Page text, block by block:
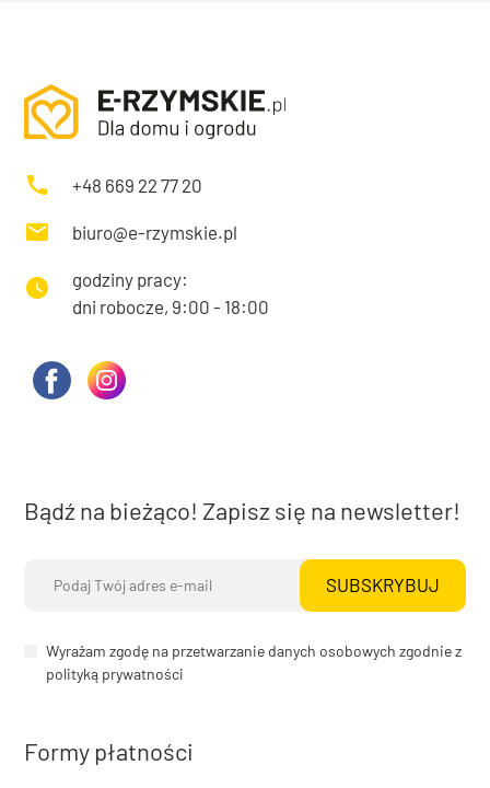
+48 669 22 77 20
biuro@e-rzymskie.pl
godziny pracy:
dni robocze, 9:00 - 18:00
Bądź na bieżąco! Zapisz się na newsletter!
SUBSKRYBUJ
Wyrażam zgodę na przetwarzanie danych osobowych zgodnie z
polityką prywatności
Formy płatności